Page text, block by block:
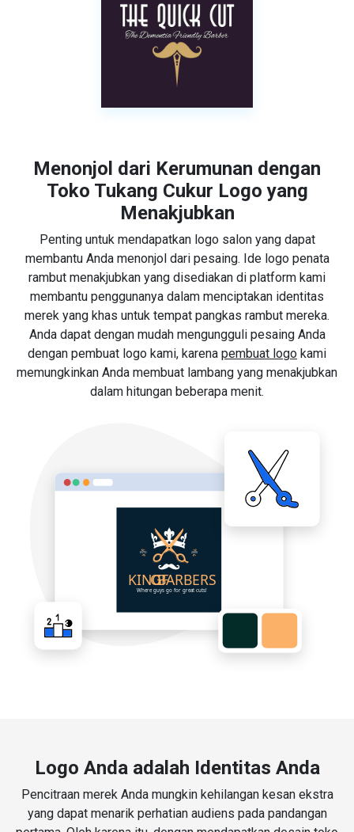
Menonjol dari Kerumunan dengan
Toko Tukang Cukur Logo yang
Menakjubkan
Penting untuk mendapatkan logo salon yang dapat
membantu Anda menonjol dari pesaing. Ide logo penata
rambut menakjubkan yang disediakan di platform kami
membantu penggunanya dalam menciptakan identitas
merek yang khas untuk tempat pangkas rambut mereka.
Anda dapat dengan mudah mengungguli pesaing Anda
dengan pembuat logo kami, karena pembuat logo kami
memungkinkan Anda membuat lambang yang menakjubkan
dalam hitungan beberapa menit.
Logo Anda adalah Identitas Anda
Pencitraan merek Anda mungkin kehilangan kesan ekstra
yang dapat menarik perhatian audiens pada pandangan